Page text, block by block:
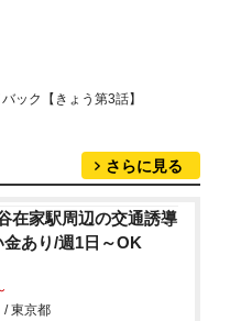
ック【きょう第3話】
さらに見る
在家駅周辺の交通誘導
あり/週1日～OK
/ 東京都